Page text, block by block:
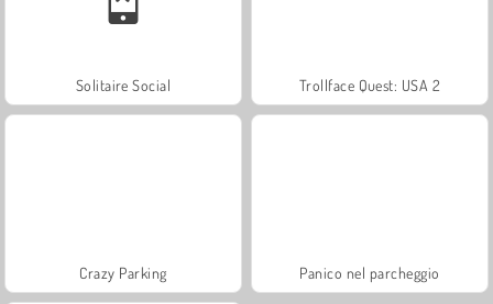
Solitaire Social Trollface Quest: USA 2
Crazy Parking Panico nel parcheggio